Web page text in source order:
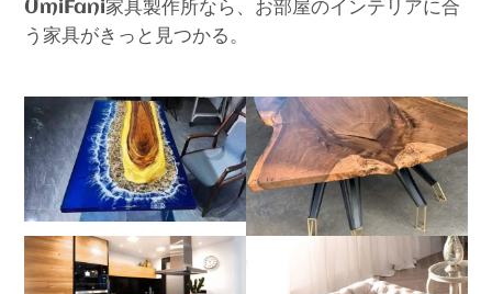
UmiFani家具製作所なら、お部屋のインテリアに合
う家具がきっと見つかる。